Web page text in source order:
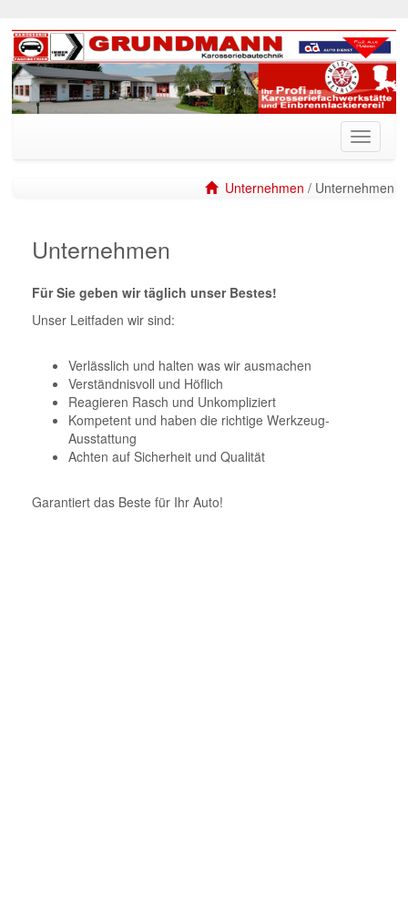
Unternehmen / Unternehmen
Unternehmen
Für Sie geben wir täglich unser Bestes!
Unser Leitfaden wir sind:
Verlässlich und halten was wir ausmachen
Verständnisvoll und Höflich
Reagieren Rasch und Unkompliziert
Kompetent und haben die richtige Werkzeug-
Ausstattung
Achten auf Sicherheit und Qualität
Garantiert das Beste für Ihr Auto!